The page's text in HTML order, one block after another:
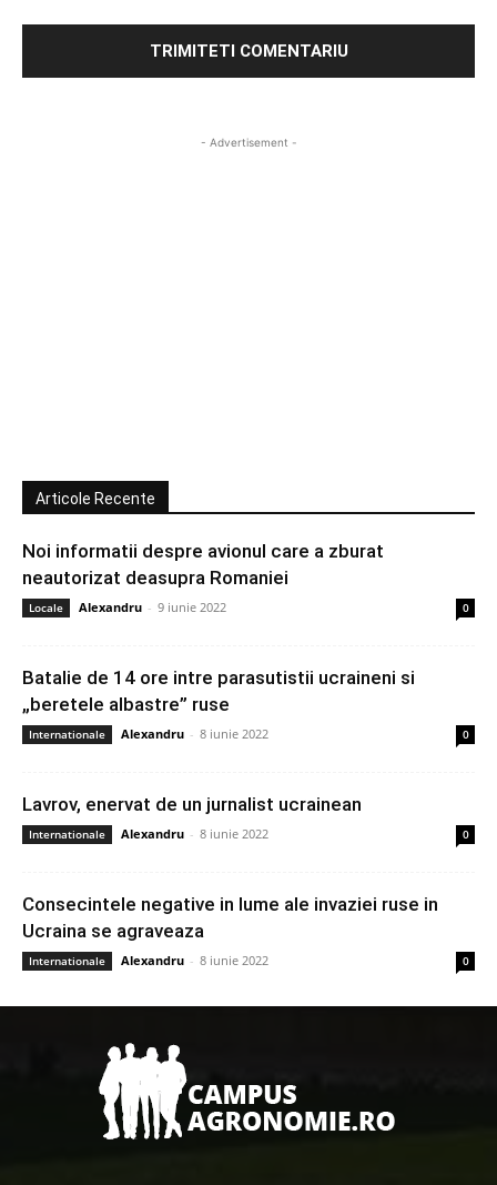
- Advertisement -
Articole Recente
Noi informatii despre avionul care a zburat
neautorizat deasupra Romaniei
Locale Alexandru - 9 iunie 2022 0
Batalie de 14 ore intre parasutistii ucraineni si
„beretele albastre” ruse
Internationale Alexandru - 8 iunie 2022 0
Lavrov, enervat de un jurnalist ucrainean
Internationale Alexandru - 8 iunie 2022 0
Consecintele negative in lume ale invaziei ruse in
Ucraina se agraveaza
Internationale Alexandru - 8 iunie 2022 0